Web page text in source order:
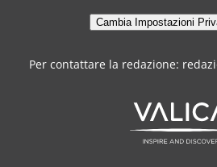
Cambia Impostazioni
Per contattare la redazione: